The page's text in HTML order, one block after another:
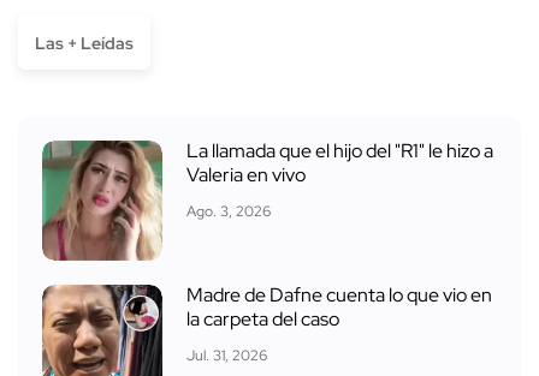
Las + Leídas
La llamada que el hijo del "R1" le hizo a
Valeria en vivo
Ago. 3, 2026
Madre de Dafne cuenta lo que vio en
la carpeta del caso
Jul. 31, 2026